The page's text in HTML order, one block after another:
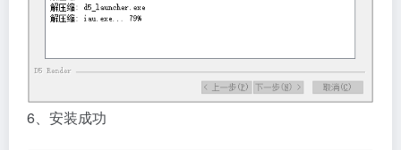
6、安装成功